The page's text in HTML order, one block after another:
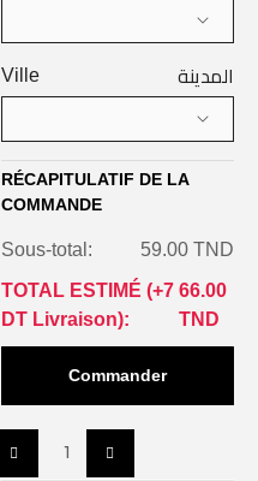
Ville المدينة
RÉCAPITULATIF DE LA
COMMANDE
Sous-total:
59.00 TND
TOTAL ESTIMÉ (+7
DT Livraison):
66.00
TND
Commander